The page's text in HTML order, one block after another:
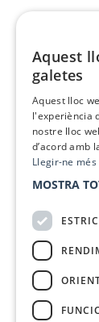
Aquest
galetes
Aquest lloc
l'experiència
nostre lloc
d’acord amb
Llegir-ne més
MOSTRA